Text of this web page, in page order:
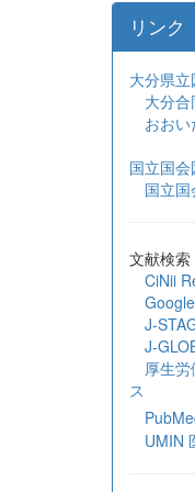
リンク
大分県
大分
おお
国立国
国立
文献検索
CiNii
J-
J-
厚生
ス
UMIN